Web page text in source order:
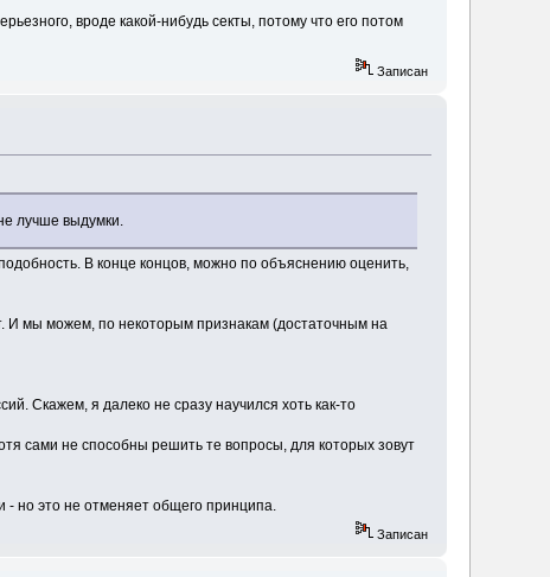
вроде какой-нибудь секты, потому что его потом
Записан
лучше выдумки.
В конце концов, можно по объяснению оценить,
И мы можем, по некоторым признакам (достаточным на
Скажем, я далеко не сразу научился хоть как-то
сами не способны решить те вопросы, для которых зовут
- но это не отменяет общего принципа.
Записан